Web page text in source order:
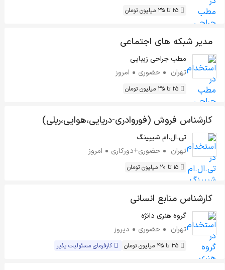
25 تا 35 میلیون تومان
مدیر شبکه های اجتماعی
مطب جراحی زیبایی
تهران
حضوری امروز
25 تا 35 میلیون تومان
کارشناس فروش (فوروادری-دریایی،هوایی،ریلی)
تی.ال.ام شیپینگ
تهران
حضوری+دورکاری امروز
15 تا 20 میلیون تومان
کارشناس منابع انسانی
گروه هنری دانژه
تهران
حضوری دیروز
35 تا 45 میلیون تومان کارفرمای مسئولیت پذیر